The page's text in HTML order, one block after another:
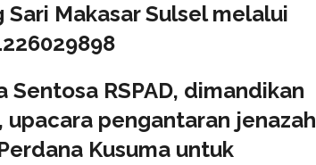
Makasar Sulsel melalui
Sentosa RSPAD, dimandikan
pengantaran jenazah
Kusuma untuk